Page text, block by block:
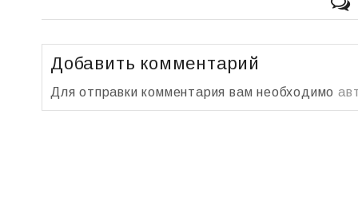
Добавить комментарий
Для отправки комментария вам необходимо